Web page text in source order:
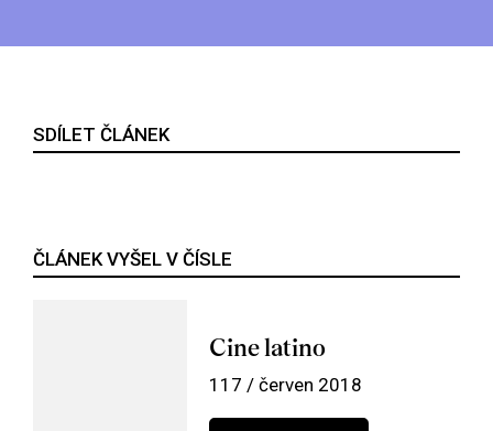
SDÍLET ČLÁNEK
ČLÁNEK VYŠEL V ČÍSLE
Cine latino
117 / červen 2018